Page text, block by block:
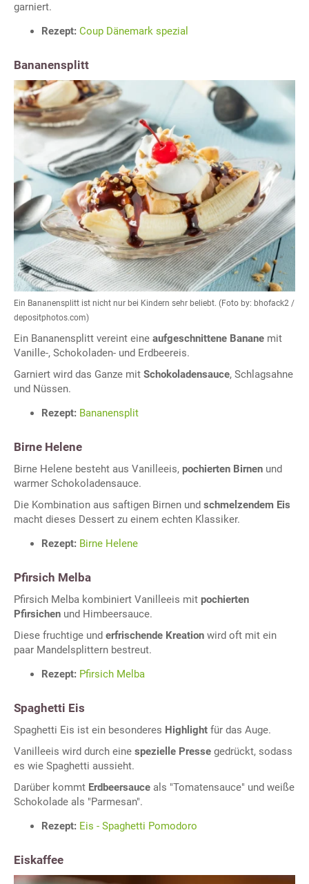
garniert.
Rezept: Coup Dänemark spezial
Bananensplitt
Ein Bananensplitt ist nicht nur bei Kindern sehr beliebt. (Foto by: bhofack2 /
depositphotos.com)
Ein Bananensplitt vereint eine aufgeschnittene Banane mit
Vanille-, Schokoladen- und Erdbeereis.
Garniert wird das Ganze mit Schokoladensauce, Schlagsahne
und Nüssen.
Rezept: Bananensplit
Birne Helene
Birne Helene besteht aus Vanilleeis, pochierten Birnen und
warmer Schokoladensauce.
Die Kombination aus saftigen Birnen und schmelzendem Eis
macht dieses Dessert zu einem echten Klassiker.
Rezept: Birne Helene
Pfirsich Melba
Pfirsich Melba kombiniert Vanilleeis mit pochierten
Pfirsichen und Himbeersauce.
Diese fruchtige und erfrischende Kreation wird oft mit ein
paar Mandelsplittern bestreut.
Rezept: Pfirsich Melba
Spaghetti Eis
Spaghetti Eis ist ein besonderes Highlight für das Auge.
Vanilleeis wird durch eine spezielle Presse gedrückt, sodass
es wie Spaghetti aussieht.
Darüber kommt Erdbeersauce als "Tomatensauce" und weiße
Schokolade als "Parmesan".
Rezept: Eis - Spaghetti Pomodoro
Eiskaffee